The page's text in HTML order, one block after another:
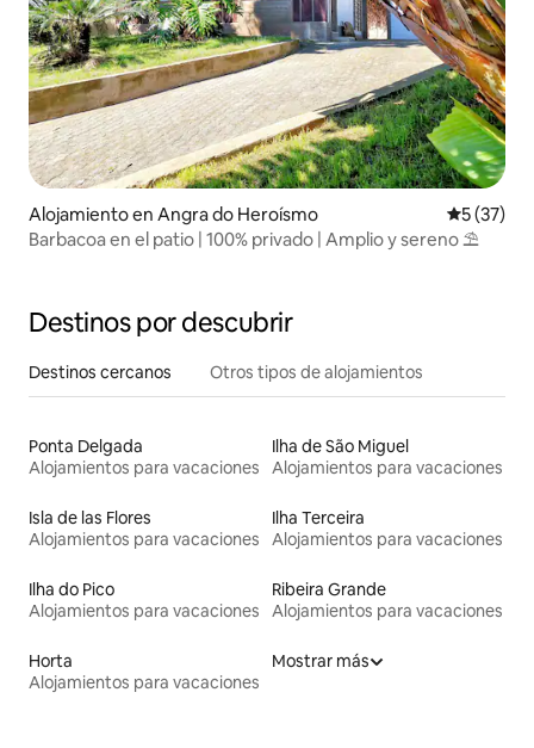
Alojamiento en Angra do Heroísmo
5 (37)
Barbacoa en el patio | 100% privado | Amplio y sereno ⛱
Destinos por descubrir
Destinos cercanos Otros tipos de alojamientos
Ponta Delgada
Alojamientos para vacaciones
Ilha de São Miguel
Alojamientos para vacaciones
Isla de las Flores
Alojamientos para vacaciones
Ilha Terceira
Alojamientos para vacaciones
Ilha do Pico
Alojamientos para vacaciones
Ribeira Grande
Alojamientos para vacaciones
Horta
Alojamientos para vacaciones
Mostrar más